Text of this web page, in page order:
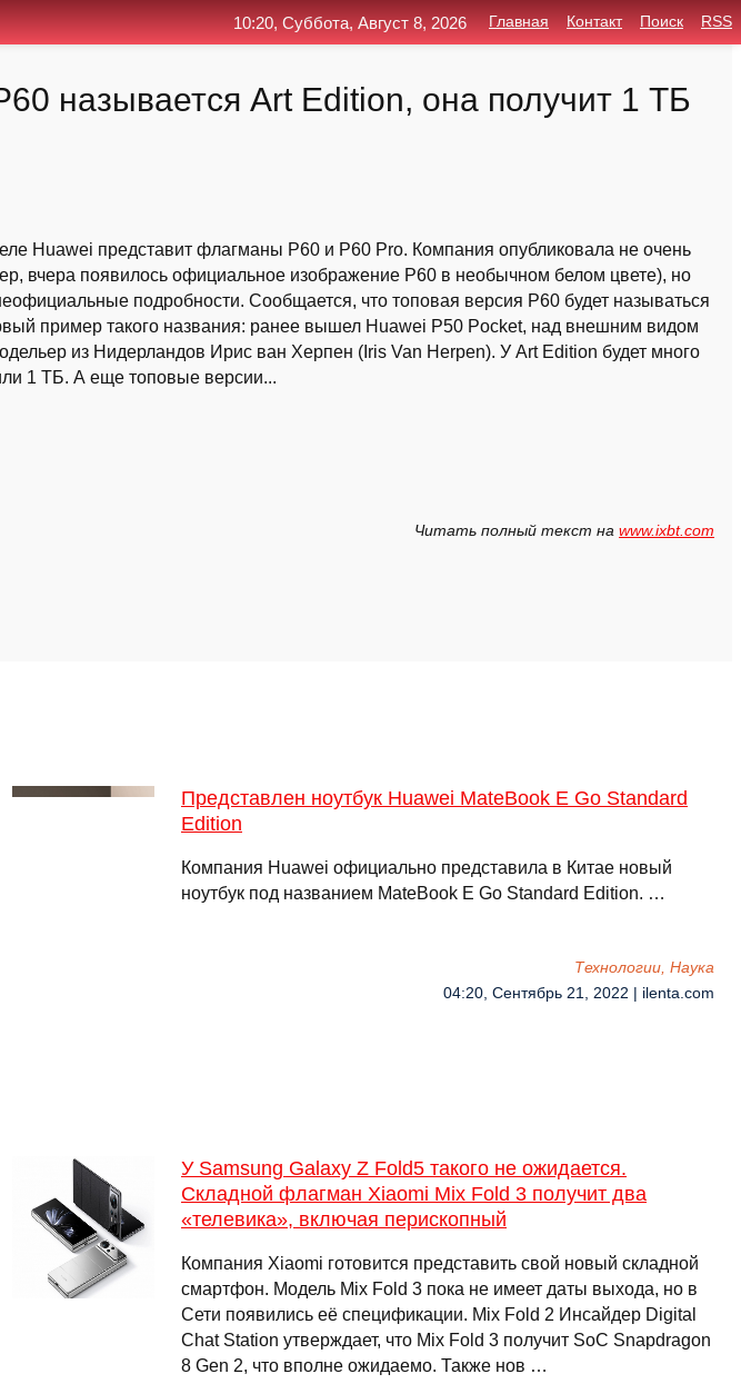
называется Art Edition, она получит 1 ТБ
Huawei представит флагманы P60 и P60 Pro. Компания опубликовала не очень
вчера появилось официальное изображение P60 в необычном белом цвете), но
подробности. Сообщается, что топовая версия P60 будет называться
пример такого названия: ранее вышел Huawei P50 Pocket, над внешним видом
из Нидерландов Ирис ван Херпен (Iris Van Herpen). У Art Edition будет много
1 ТБ. А еще топовые версии...
Читать полный текст на www.ixbt.com
Представлен ноутбук Huawei MateBook E Go Standard
Edition
Компания Huawei официально представила в Китае новый
ноутбук под названием MateBook E Go Standard Edition. …
Технологии, Наука
04:20, Сентябрь 21, 2022 | ilenta.com
У Samsung Galaxy Z Fold5 такого не ожидается.
Складной флагман Xiaomi Mix Fold 3 получит два
«телевика», включая перископный
Компания Xiaomi готовится представить свой новый складной
смартфон. Модель Mix Fold 3 пока не имеет даты выхода, но в
Сети появились её спецификации. Mix Fold 2 Инсайдер Digital
Chat Station утверждает, что Mix Fold 3 получит SoC Snapdragon
8 Gen 2, что вполне ожидаемо. Также нов …
10:20, Суббота, Август 8, 2026 Главная Контакт Поиск RSS